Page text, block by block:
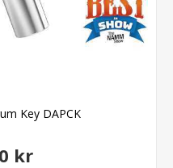
Key DAPCK
kr